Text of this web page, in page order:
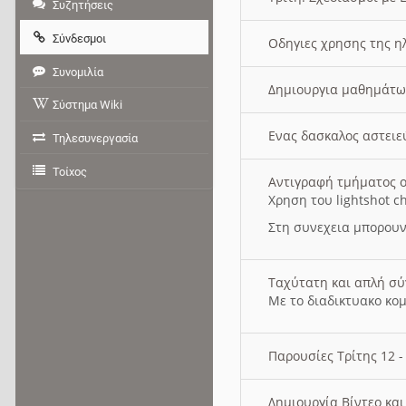
Οδηγιες χρησης της
Δημιουργια
Ενας δασκαλος
Αντιγραφή τμήματος
Χρηση του lightshot
Στη συνεχεια
Ταχύτατη και απλή
Με το διαδικτυακο
Παρουσίες Τρίτης 12
Δημιουργία Βίντεο
Συζητήσεις
Σύνδεσμοι
Συνομιλία
Σύστημα Wiki
Τηλεσυνεργασία
Τοίχος